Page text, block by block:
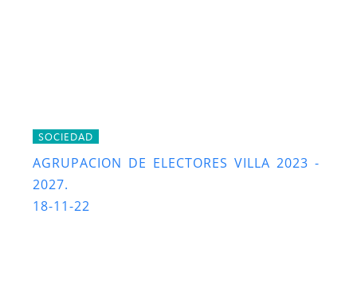
SOCIEDAD
AGRUPACION DE ELECTORES VILLA 2023 -
2027.
18-11-22